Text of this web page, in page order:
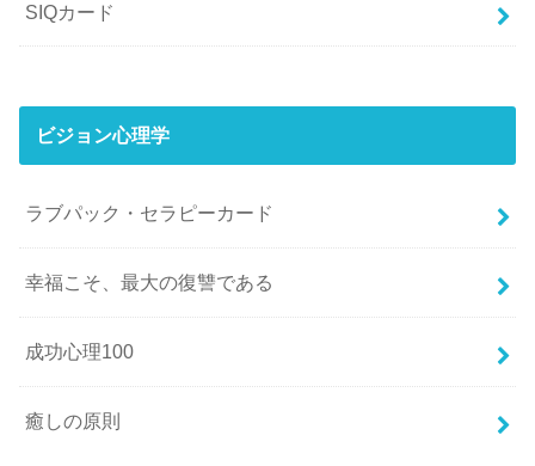
SIQカード
ビジョン心理学
ラブパック・セラピーカード
幸福こそ、最大の復讐である
成功心理100
癒しの原則